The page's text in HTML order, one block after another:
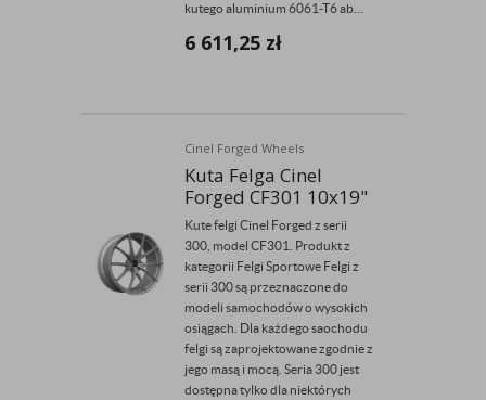
kutego aluminium 6061-T6 ab...
6 611,25 zł
Cinel Forged Wheels
Kuta Felga Cinel
Forged CF301 10x19"
Kute felgi Cinel Forged z serii
300, model CF301. Produkt z
kategorii Felgi Sportowe Felgi z
serii 300 są przeznaczone do
modeli samochodów o wysokich
osiągach. Dla każdego saochodu
felgi są zaprojektowane zgodnie z
jego masą i mocą. Seria 300 jest
dostępna tylko dla niektórych